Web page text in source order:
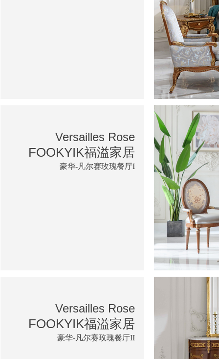
Versailles Rose
FOOKYIK福溢家居
豪华-凡尔赛玫瑰餐厅I
Versailles Rose
FOOKYIK福溢家居
豪华-凡尔赛玫瑰餐厅II